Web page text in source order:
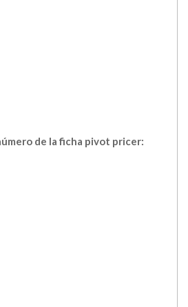
de la ficha pivot pricer: